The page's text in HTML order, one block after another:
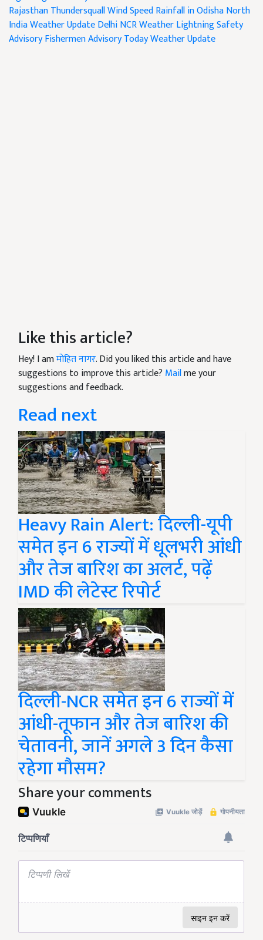
RajasthanThundersquall Wind SpeedRainfall in OdishaNorth
India Weather UpdateDelhi NCR WeatherLightning Safety
AdvisoryFishermen AdvisoryToday Weather Update
Like this article?
Hey! I amमोहित नागर. Did you liked this article and have
suggestions to improve this article? Mailme your
suggestions and feedback.
Read next
Heavy Rain Alert: दिल्ली-यूपी
समेत इन 6 राज्यों में धूलभरी आंधी
और तेज बारिश का अलर्ट, पढ़ें
IMD की लेटेस्ट रिपोर्ट
दिल्ली-NCR समेत इन 6 राज्यों में
आंधी-तूफान और तेज बारिश की
चेतावनी, जानें अगले 3 दिन कैसा
रहेगा मौसम?
Share your comments